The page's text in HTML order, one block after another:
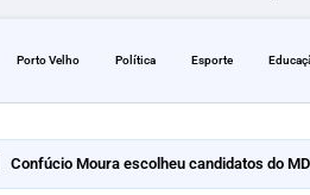
Porto Velho Política Esporte
Confúcio Moura escolheu candidatos do